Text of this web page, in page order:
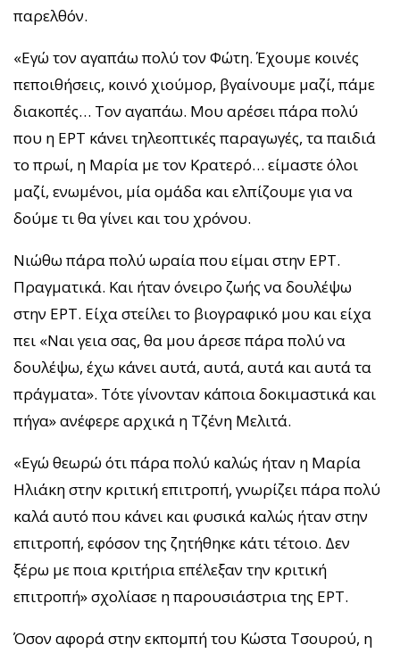
παρελθόν.
«Εγώ τον αγαπάω πολύ τον Φώτη. Έχουμε κοινές
πεποιθήσεις, κοινό χιούμορ, βγαίνουμε μαζί, πάμε
διακοπές… Τον αγαπάω. Μου αρέσει πάρα πολύ
που η ΕΡΤ κάνει τηλεοπτικές παραγωγές, τα παιδιά
το πρωί, η Μαρία με τον Κρατερό… είμαστε όλοι
μαζί, ενωμένοι, μία ομάδα και ελπίζουμε για να
δούμε τι θα γίνει και του χρόνου.
Νιώθω πάρα πολύ ωραία που είμαι στην ΕΡΤ.
Πραγματικά. Και ήταν όνειρο ζωής να δουλέψω
στην ΕΡΤ. Είχα στείλει το βιογραφικό μου και είχα
πει «Ναι γεια σας, θα μου άρεσε πάρα πολύ να
δουλέψω, έχω κάνει αυτά, αυτά, αυτά και αυτά τα
πράγματα». Τότε γίνονταν κάποια δοκιμαστικά και
πήγα» ανέφερε αρχικά η Τζένη Μελιτά.
«Εγώ θεωρώ ότι πάρα πολύ καλώς ήταν η Μαρία
Ηλιάκη στην κριτική επιτροπή, γνωρίζει πάρα πολύ
καλά αυτό που κάνει και φυσικά καλώς ήταν στην
επιτροπή, εφόσον της ζητήθηκε κάτι τέτοιο. Δεν
ξέρω με ποια κριτήρια επέλεξαν την κριτική
επιτροπή» σχολίασε η παρουσιάστρια της ΕΡΤ.
Όσον αφορά στην εκπομπή του Κώστα Τσουρού, η